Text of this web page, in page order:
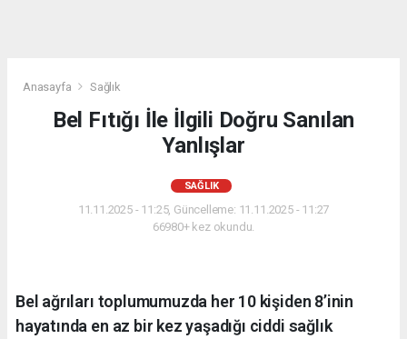
Anasayfa Sağlık
Bel Fıtığı İle İlgili Doğru Sanılan
Yanlışlar
SAĞLIK
11.11.2025 - 11:25, Güncelleme: 11.11.2025 - 11:27
66980+ kez okundu.
Bel ağrıları toplumumuzda her 10 kişiden 8’inin
hayatında en az bir kez yaşadığı ciddi sağlık